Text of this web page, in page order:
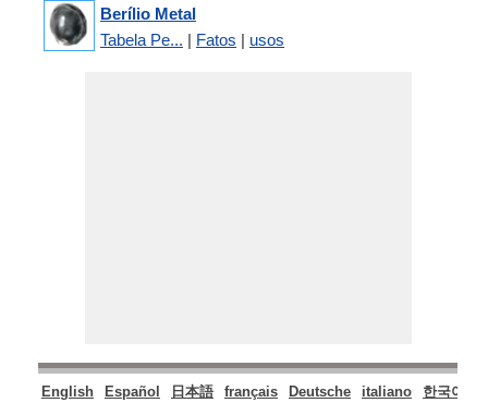
Berílio Metal
Tabela Pe... | Fatos | usos
English Español 日本語 français Deutsche italiano 한국어